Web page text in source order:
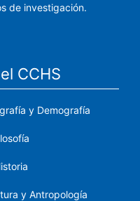
de investigación.
CCHS
y Demografía
y Antropología